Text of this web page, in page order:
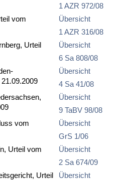
1 AZR 972/08
vom
Übersicht
1 AZR 316/08
Urteil
Übersicht
6 Sa 808/08
Übersicht
4 Sa 41/08
Übersicht
9 TaBV 98/08
vom
Übersicht
GrS 1/06
Urteil vom
Übersicht
2 Sa 674/09
Urteil
Übersicht